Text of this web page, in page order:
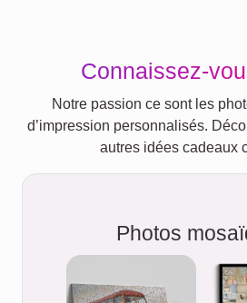
Connaissez-
Notre passion ce sont les
d’impression personnalisés.
autres idées cadeaux
Photos